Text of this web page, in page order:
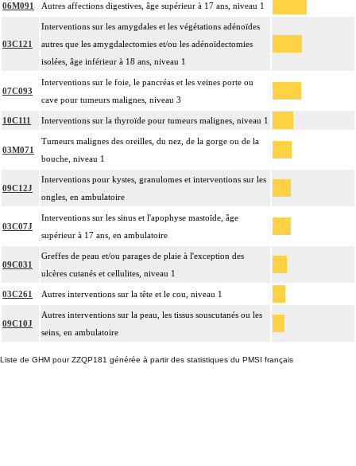
06M091 Autres affections digestives, âge supérieur à 17 ans, niveau 1
03C121
Interventions sur les amygdales et les végétations adénoïdes
autres que les amygdalectomies et/ou les adénoïdectomies
isolées, âge inférieur à 18 ans, niveau 1
07C093
Interventions sur le foie, le pancréas et les veines porte ou
cave pour tumeurs malignes, niveau 3
10C111 Interventions sur la thyroïde pour tumeurs malignes, niveau 1
03M071
Tumeurs malignes des oreilles, du nez, de la gorge ou de la
bouche, niveau 1
09C12J
Interventions pour kystes, granulomes et interventions sur les
ongles, en ambulatoire
03C07J
Interventions sur les sinus et l'apophyse mastoïde, âge
supérieur à 17 ans, en ambulatoire
09C031
Greffes de peau et/ou parages de plaie à l'exception des
ulcères cutanés et cellulites, niveau 1
03C261 Autres interventions sur la tête et le cou, niveau 1
09C10J
Autres interventions sur la peau, les tissus souscutanés ou les
seins, en ambulatoire
Liste de GHM pour ZZQP181 générée à partir des statistiques du PMSI français